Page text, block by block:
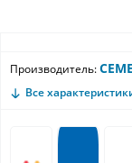
Производитель:CEME
Все